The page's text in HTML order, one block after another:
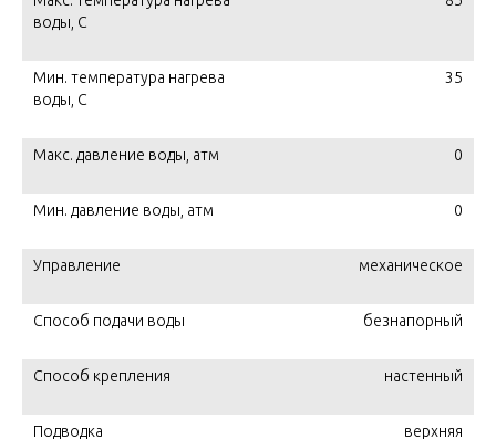
воды, C
Мин. температура нагрева
воды, C
35
Макс. давление воды, атм 0
Мин. давление воды, атм 0
Управление механическое
Способ подачи воды безнапорный
Способ крепления настенный
Подводка верхняя